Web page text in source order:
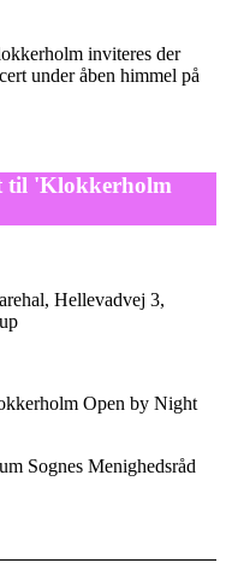
inviteres der
under åben himmel på
til 'Klokkerholm
Hellevadvej 3,
Open by Night
Sognes Menighedsråd